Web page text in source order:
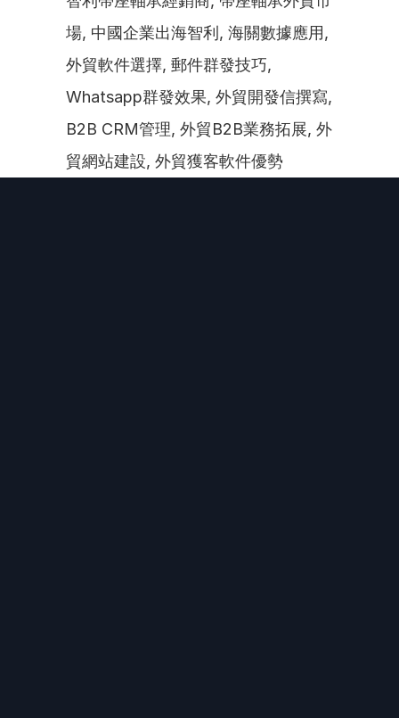
場, 中國企業出海智利, 海關數據應用,
外貿軟件選擇, 郵件群發技巧,
Whatsapp群發效果, 外貿開發信撰寫,
B2B CRM管理, 外貿B2B業務拓展, 外
貿網站建設, 外貿獲客軟件優勢